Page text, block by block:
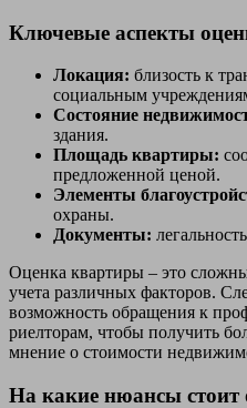
Ключевые аспекты
Локация: близость к
социальным
Состояние
здания.
Площадь квартиры:
предложенной ценой.
Элементы
охраны.
Документы:
Оценка квартиры – это
учета различных факторов.
возможность обращения к
риелторам, чтобы получить
мнение о стоимости
На какие нюансы стоит